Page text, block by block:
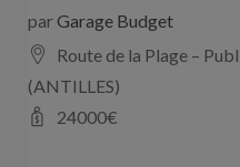
parGarage Budget
Route de la Plage –
(ANTILLES)
24000€